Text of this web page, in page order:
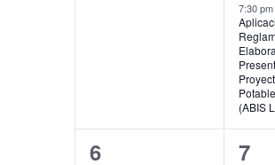
7:30 pm
(ABIS
1
6
2
7